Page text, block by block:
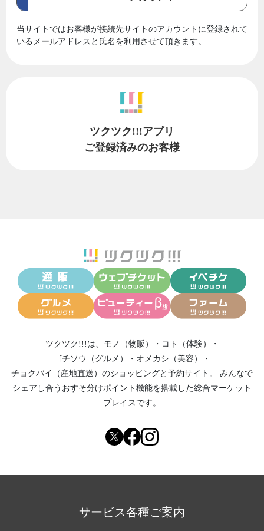
当サイトではお客様が接続先サイトのアカウントに登録されて
いるメールアドレスと氏名を利用させて頂きます。
ツクツク!!!アプリ
ご登録済みのお客様
ツクツク!!!は、 モノ（物販） ・ コト（体験）
・
ゴチソウ（グルメ）
・ オメカシ（美容）
・
チョクバイ（産地直送） のショッピングと予約サイト。
みんなで
シェアし合う おすそ分けポイント機能を搭載した総合マーケット
プレイスです。
サービス各種ご案内